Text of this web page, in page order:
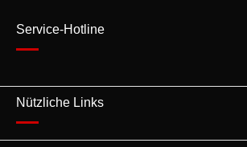
Service-Hotline
Nützliche Links